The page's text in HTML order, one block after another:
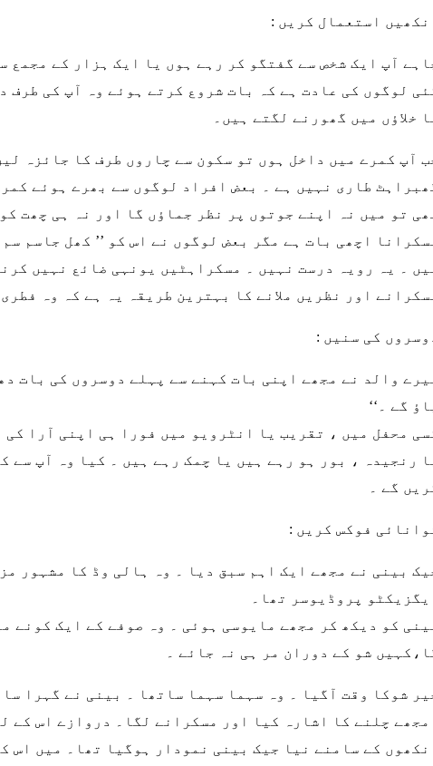
استعمال کریں :
آپ ایک شخص سے گفتگو کر رہے ہوں یا ایک ہزار کے مجمع
لوگوں کی عادت ہے کہ بات شروع کرتے ہوئے وہ آپ کی
خلاؤں میں گھورنے لگتے ہیں۔
آپ کمرے میں داخل ہوں تو سکون سے چاروں طرف کا جائزہ
طاری نہیں ہے ۔ بعض افراد لوگوں سے بھرے ہوئے
تو میں نہ اپنے جوتوں پر نظر جماؤں گا اور نہ ہی چھت
اچھی بات ہے مگر بعض لوگوں نے اس کو ’’ کھل جاسم
۔ یہ رویہ درست نہیں ۔ مسکراہٹیں یونہی ضائع نہیں
اور نظریں ملانے کا بہترین طریقہ یہ ہے کہ وہ
کی سنیں :
والد نے مجھے اپنی بات کہنے سے پہلے دوسروں کی بات
گے ۔‘‘
محفل میں ، تقریب یا انٹرویو میں فورا ہی اپنی آرا
رنجیدہ ، بور ہو رہے ہیں یا چمک رہے ہیں ۔ کیا وہ آپ
گے ۔
فوکس کریں :
بینی نے مجھے ایک اہم سبق دیا ۔ وہ ہالی وڈ کا مشہور
پروڈیوسر تھا۔
کو دیکھ کر مجھے مایوسی ہوئی ۔ وہ صوفے کے ایک کونے
شو کے دوران مر ہی نہ جائے ۔
شوکا وقت آگیا ۔ وہ سہما سہما ساتھا ۔ بینی نے گہرا
چلنے کا اشارہ کیا اور مسکرانے لگا۔ دروازے اس کے
کے سامنے نیا جیک بینی نمودار ہوگیا تھا۔ میں اس